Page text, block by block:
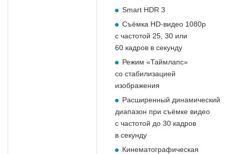
Smart HDR 3
Съёмка HD‑видео 1080p
с частотой 25, 30 или
60 кадров в секунду
Режим «Таймлапс»
со стабилизацией
изображения
Расширенный динамический
диапазон при съёмке видео
с частотой до 30 кадров
в секунду
Кинематографическая